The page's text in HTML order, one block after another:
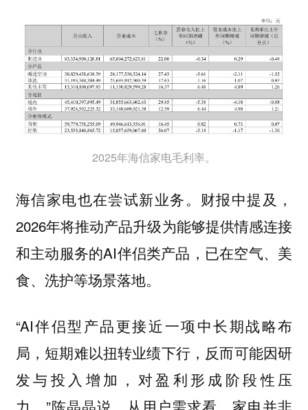
2025年海信家电毛利率。
海信家电也在尝试新业务。财报中提及，
2026年将推动产品升级为能够提供情感连接
和主动服务的AI伴侣类产品，已在空气、美
食、洗护等场景落地。
“AI伴侣型产品更接近一项中长期战略布
局，短期难以扭转业绩下行，反而可能因研
发与投入增加，对盈利形成阶段性压
力。”陈晶晶说，从用户需求看，家电并非